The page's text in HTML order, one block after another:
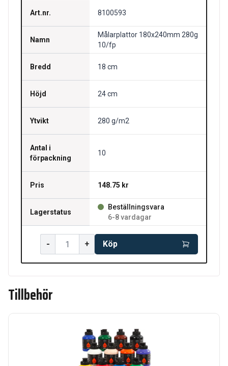
Art.nr. 8100593
Namn
Målarplattor 180x240mm 280g
10/fp
Bredd 18 cm
Höjd 24 cm
Ytvikt 280 g/m2
Antal i
förpackning
10
Pris 148.75 kr
Lagerstatus
Beställningsvara
6-8 vardagar
- + Köp
Tillbehör